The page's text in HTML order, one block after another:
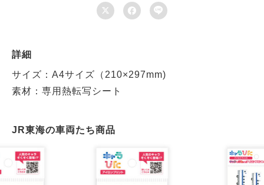
  
詳細
サイズ：A4サイズ（210×297mm)
素材：専用熱転写シート
JR東海の車両たち商品